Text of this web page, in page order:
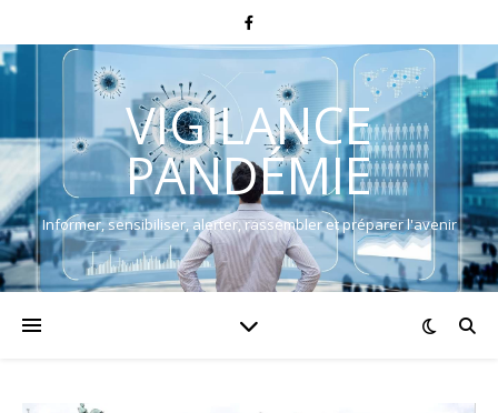
VIGILANCE
PANDÉMIE
Informer, sensibiliser, alerter, rassembler et préparer l'avenir